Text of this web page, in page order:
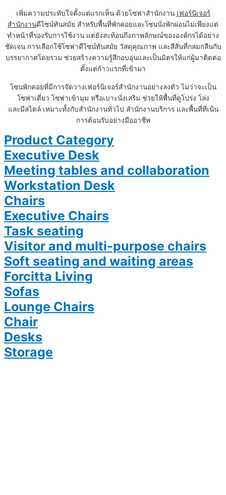
เพิ่มความประทับใจตั้งแต่แรกเห็น ด้วยโซฟาสำนักงาน เฟอร์นิเจอร์
สำนักงานดีไซน์ทันสมัย สำหรับพื้นที่พักคอยและโซนนั่งพักผ่อนไม่เพียงแต่
ทำหน้าที่รองรับการใช้งาน แต่ยังสะท้อนถึงภาพลักษณ์ขององค์กรได้อย่าง
ชัดเจน การเลือกใช้โซฟาดีไซน์ทันสมัย วัสดุคุณภาพ และสีสันที่กลมกลืนกับ
บรรยากาศโดยรวม ช่วยสร้างความรู้สึกอบอุ่นและเป็นมิตรให้แก่ผู้มาติดต่อ
ตั้งแต่ก้าวแรกที่เข้ามา
โซนพักคอยที่มีการจัดวางเฟอร์นิเจอร์สำนักงานอย่างลงตัว ไม่ว่าจะเป็น
โซฟาเดี่ยว โซฟาเข้ามุม หรือเบาะนั่งเสริม ช่วยให้พื้นที่ดูโปร่ง โล่ง
และมีสไตล์ เหมาะทั้งกับสำนักงานทั่วไป สำนักงานบริการ และพื้นที่ที่เน้น
การต้อนรับอย่างมืออาชีพ
Product Category
Executive Desk
Meeting tables and collaboration
Workstation Desk
Chairs
Executive Chairs
Task seating
Visitor and multi-purpose chairs
Soft seating and waiting areas
Forcitta Living
Sofas
Lounge Chairs
Chair
Desks
Storage